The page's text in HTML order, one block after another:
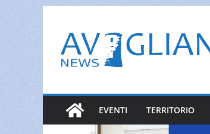
contenuto
EVENTI TERRITORIO